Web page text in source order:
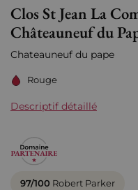
Clos St Jean La
Châteauneuf du
Chateauneuf du pape
Rouge
Descriptif détaillé
97/100 Robert Parker